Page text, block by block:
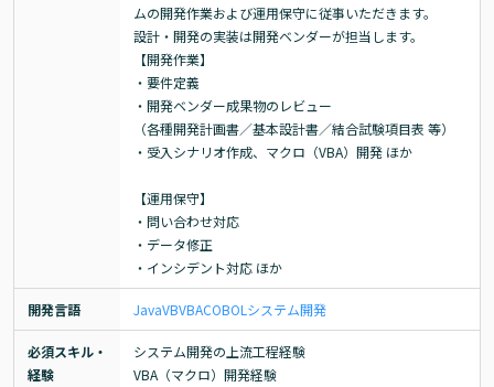
ムの開発作業および運用保守に従事いただきます。
設計・開発の実装は開発ベンダーが担当します。
【開発作業】
・要件定義
・開発ベンダー成果物のレビュー
（各種開発計画書／基本設計書／結合試験項目表 等）
・受入シナリオ作成、マクロ（VBA）開発 ほか
【運用保守】
・問い合わせ対応
・データ修正
・インシデント対応 ほか
開発言語 JavaVBVBACOBOL システム開発
必須スキル・
経験
システム開発の上流工程経験
VBA（マクロ）開発経験